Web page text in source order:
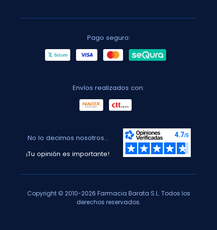
Pago seguro:
Envíos realizados con:
No lo decimos nosotros...
¡Tu opinión es importante!
Copyright © 2010-2026 Farmacia Barata S.L. Todos los
derechos reservados.